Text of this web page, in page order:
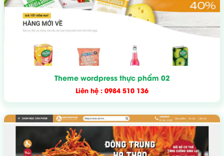
Theme wordpress thực phẩm 02
Liên hệ : 0984 510 136